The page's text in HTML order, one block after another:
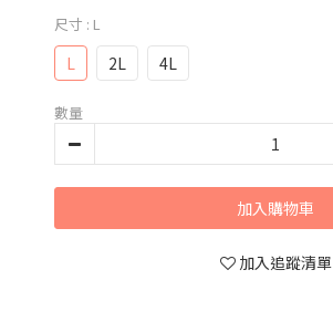
尺寸 : L
L 2L 4L
數量
加入購物車
加入追蹤清單